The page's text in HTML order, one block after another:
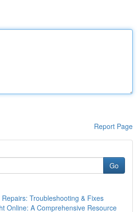
Report Page
Go
Troubleshooting & Fixes
Online: A Comprehensive Resource